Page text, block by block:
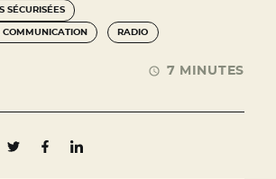
7 MINUTES
SÉCURISÉES
COMMUNICATION RADIO